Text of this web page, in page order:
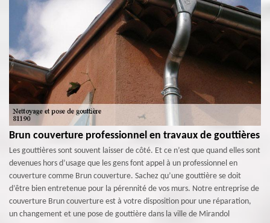
Brun couverture professionnel en travaux de gouttières
Les gouttières sont souvent laisser de côté. Et ce n’est que quand elles sont
devenues hors d’usage que les gens font appel à un professionnel en
couverture comme Brun couverture. Sachez qu’une gouttière se doit
d’être bien entretenue pour la pérennité de vos murs. Notre entreprise de
couverture Brun couverture est à votre disposition pour une réparation,
un changement et une pose de gouttière dans la ville de Mirandol